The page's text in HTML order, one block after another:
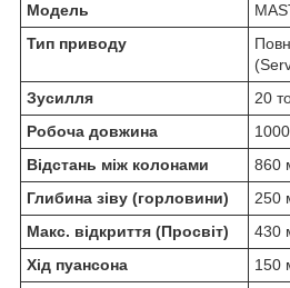
Модель
Тип приводу
Зусилля
20
Робоча довжина
Відстань між колонами
860
Глибина зіву (горловини)
250
Макс. відкриття (Просвіт)
430
Хід пуансона
150